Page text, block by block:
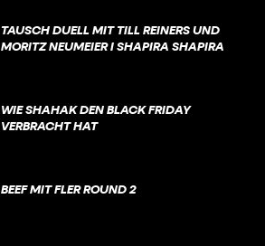
TAUSCH DUELL MIT TILL REINERS UND
MORITZ NEUMEIER I SHAPIRA SHAPIRA
WIE SHAHAK DEN BLACK FRIDAY
VERBRACHT HAT
BEEF MIT FLER ROUND 2